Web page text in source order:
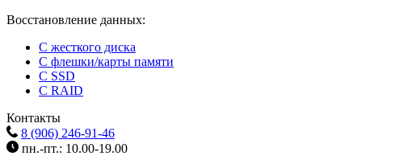
Восстановление данных:
C жесткого диска
C флешки/карты памяти
C SSD
C RAID
Контакты
8 (906) 246-91-46
пн.-пт.: 10.00-19.00